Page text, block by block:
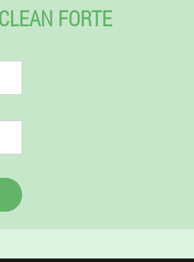
FORTE